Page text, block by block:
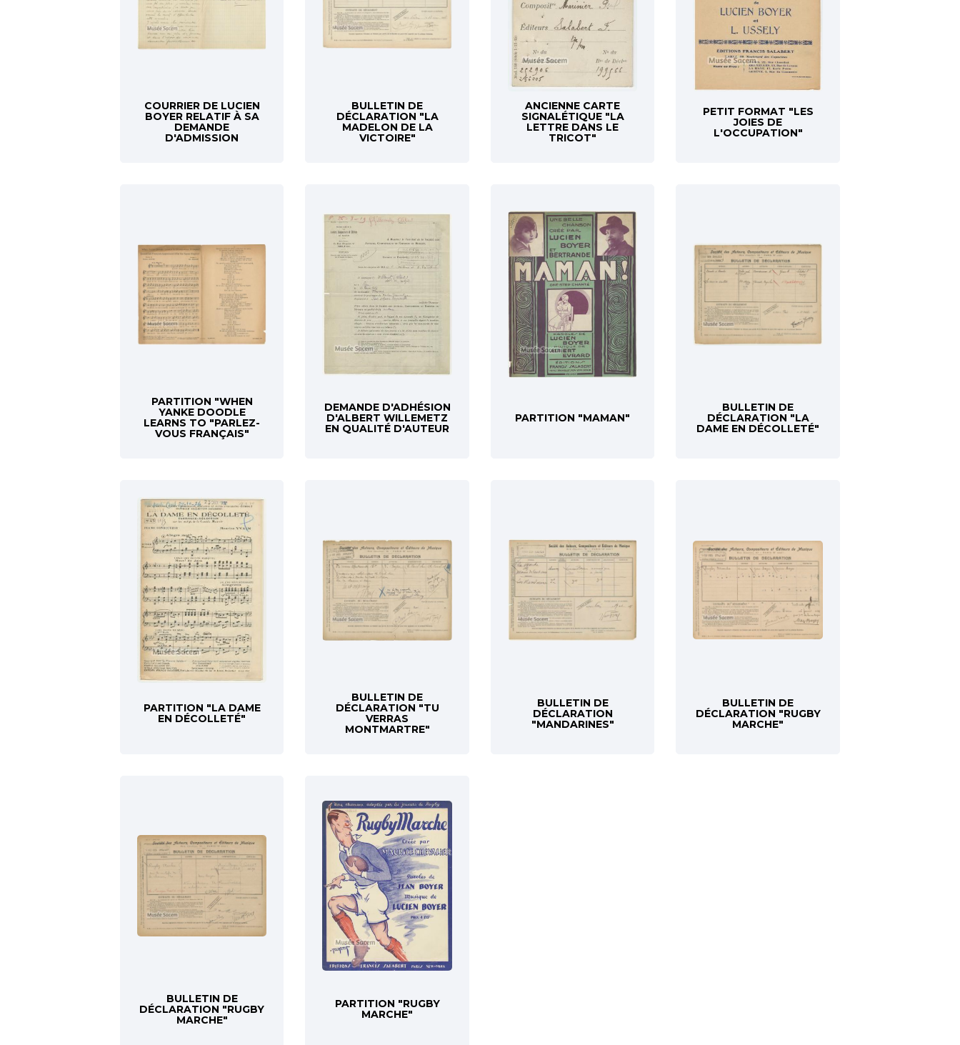
COURRIER DE LUCIEN
BOYER RELATIF À SA
DEMANDE
D'ADMISSION
BULLETIN DE
DÉCLARATION "LA
MADELON DE LA
VICTOIRE"
ANCIENNE CARTE
SIGNALÉTIQUE "LA
LETTRE DANS LE
TRICOT"
PETIT FORMAT "LES
JOIES DE
L'OCCUPATION"
PARTITION "WHEN
YANKE DOODLE
LEARNS TO "PARLEZ-
VOUS FRANÇAIS"
DEMANDE D'ADHÉSION
D'ALBERT WILLEMETZ
EN QUALITÉ D'AUTEUR
PARTITION "MAMAN"
BULLETIN DE
DÉCLARATION "LA
DAME EN DÉCOLLETÉ"
PARTITION "LA DAME
EN DÉCOLLETÉ"
BULLETIN DE
DÉCLARATION "TU
VERRAS
MONTMARTRE"
BULLETIN DE
DÉCLARATION
"MANDARINES"
BULLETIN DE
DÉCLARATION "RUGBY
MARCHE"
BULLETIN DE
DÉCLARATION "RUGBY
MARCHE"
PARTITION "RUGBY
MARCHE"